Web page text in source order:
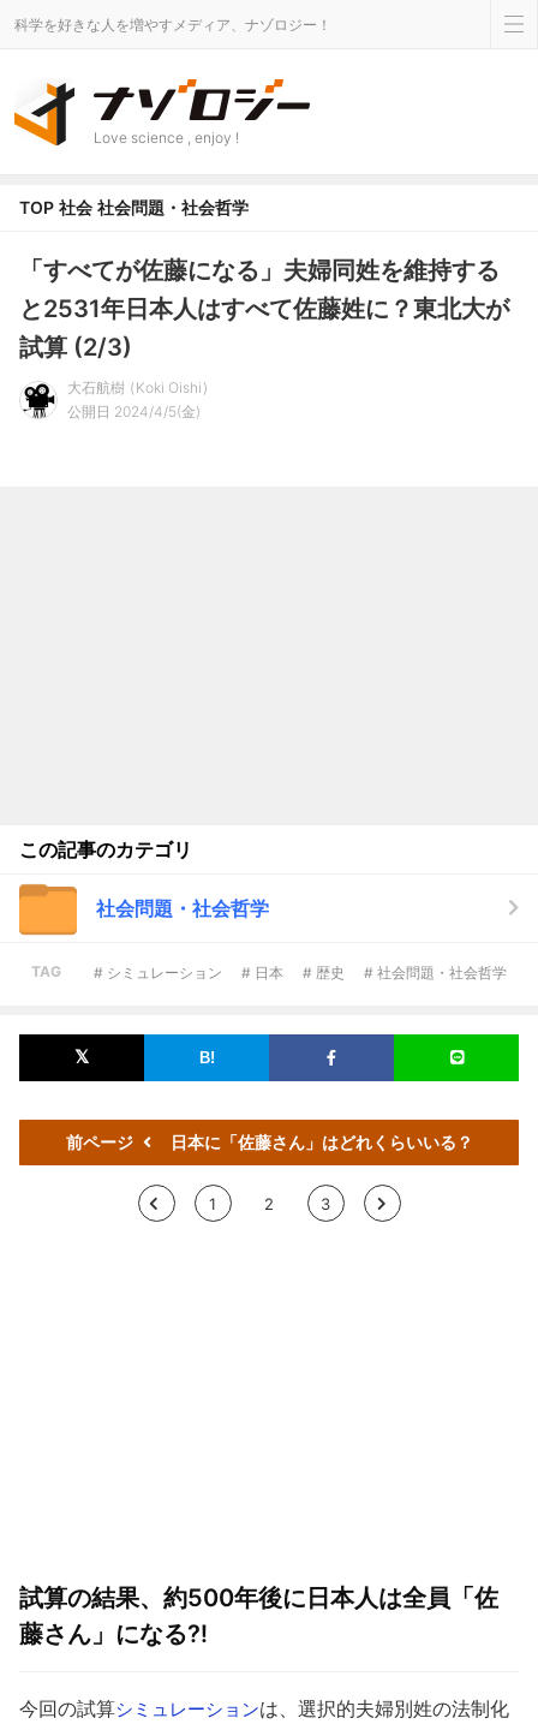
科学を好きな人を増やすメディア、ナゾロジー！
Love science , enjoy !
TOP 社会 社会問題・社会哲学
「すべてが佐藤になる」夫婦同姓を維持する
と2531年日本人はすべて佐藤姓に？東北大が
試算 (2/3)
大石航樹
Koki Oishi
公開日 2024/4/5(金)
この記事のカテゴリ
社会問題・社会哲学
TAG # シミュレーション # 日本 # 歴史 # 社会問題・社会哲学
前ページ 日本に「佐藤さん」はどれくらいいる？
< 1 2 3 >
試算の結果、約500年後に日本人は全員「佐
藤さん」になる⁈
今回の試算シミュレーションは、選択的夫婦別姓の法制化